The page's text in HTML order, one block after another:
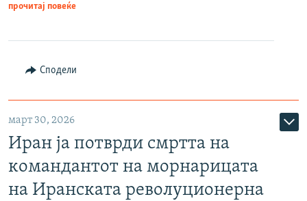
прочитај повеќе
Сподели
март 30, 2026
Иран ја потврди смртта на
командантот на морнарицата
на Иранската револуционерна